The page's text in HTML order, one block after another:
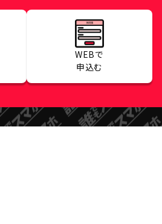
WEBで
申込む